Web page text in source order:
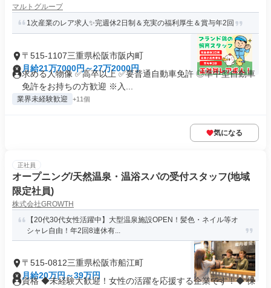
マルトグループ
1次産業のレア求人✨完週休2日制＆充実の福利厚生＆賞与年2回
〒515-1107三重県松阪市阪内町
月給21万7000円～27万2000円
求める人物像 ✅高卒以上 ✅要普通自動車免許 ◎準中型自動車
免許をお持ちの方歓迎 ※入...
業界未経験歓迎 +11個
気になる
正社員
オープニング/天然温泉・温浴スパの受付スタッフ(地域
限定社員)
株式会社GROWTH
【20代30代女性活躍中】大型温泉施設OPEN！髪色・ネイル等オ
シャレ自由！年2回8連休有...
〒515-0812三重県松阪市船江町
月給20万円～39万円
資格 ◆未経験大歓迎！女性の活躍を応援する企業です！◆ 保